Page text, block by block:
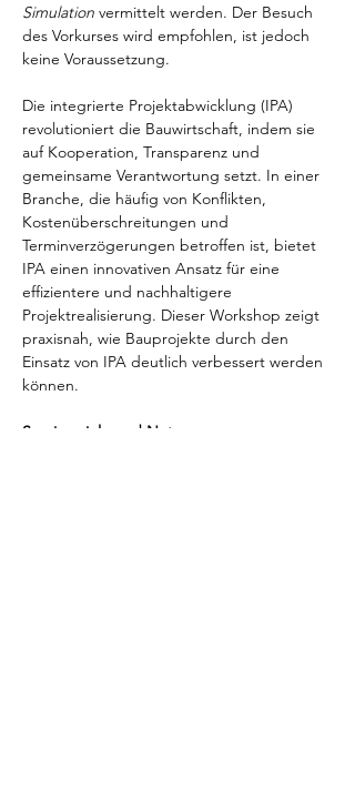
Simulation vermittelt werden. Der Besuch
des Vorkurses wird empfohlen, ist jedoch
keine Voraussetzung.
Die integrierte Projektabwicklung (IPA)
revolutioniert die Bauwirtschaft, indem sie
auf Kooperation, Transparenz und
gemeinsame Verantwortung setzt. In einer
Branche, die häufig von Konflikten,
Kostenüberschreitungen und
Terminverzögerungen betroffen ist, bietet
IPA einen innovativen Ansatz für eine
effizientere und nachhaltigere
Projektrealisierung. Dieser Workshop zeigt
praxisnah, wie Bauprojekte durch den
Einsatz von IPA deutlich verbessert werden
können.
Seminarziele und Nutzen